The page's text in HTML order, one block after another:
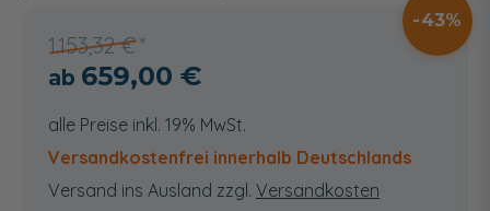
1.153,32 €
43
659,00 €
alle Preise inkl. 19% MwSt.
Versandkostenfrei innerhalb Deutschlands
Versand ins Ausland zzgl. Versandkosten